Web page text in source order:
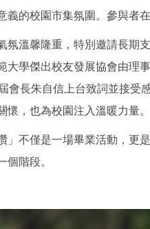
義的校園市集氛圍。參與者
氛溫馨隆重，特別邀請長期
大學傑出校友發展協會由理
會長朱自信上台致詞並接受
懷，也為校園注入溫暖力量。
」不僅是一場畢業活動，
個階段。